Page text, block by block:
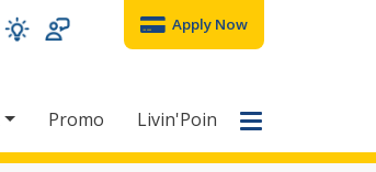
Apply Now
Promo Livin'Poin